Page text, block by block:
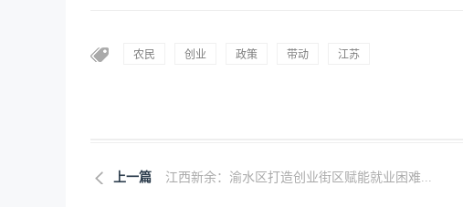
农民 创业 政策 带动 江苏
上一篇 江西新余：渝水区打造创业街区赋能就业困难...